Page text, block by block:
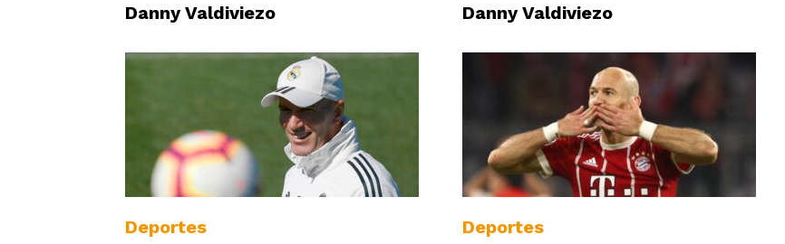
Danny Valdiviezo Danny Valdiviezo
Deportes Deportes